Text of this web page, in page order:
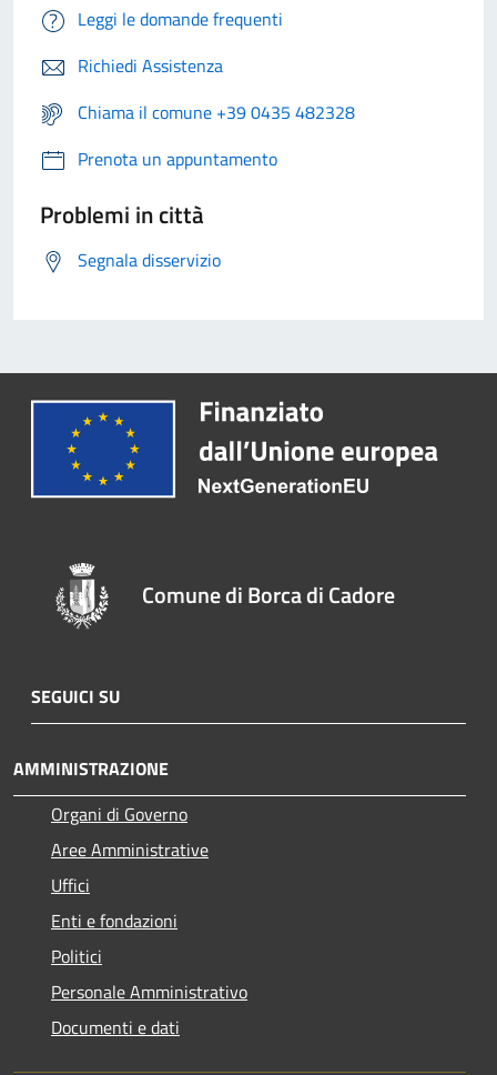
Leggi le domande frequenti
Richiedi Assistenza
Chiama il comune +39 0435 482328
Prenota un appuntamento
Problemi in città
Segnala disservizio
Comune di Borca di Cadore
SEGUICI SU
AMMINISTRAZIONE
Organi di Governo
Aree Amministrative
Uffici
Enti e fondazioni
Politici
Personale Amministrativo
Documenti e dati